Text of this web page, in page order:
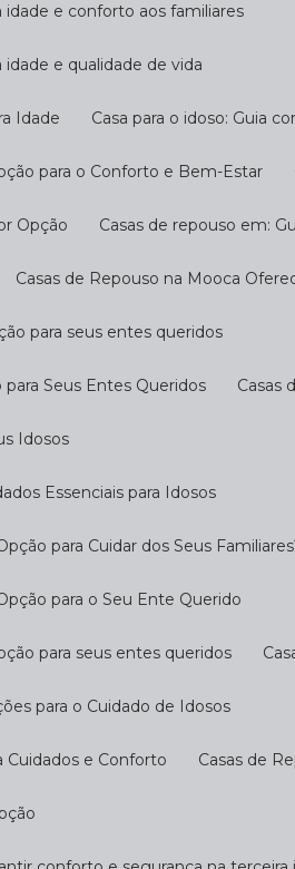
idade e conforto aos familiares
idade e qualidade de vida
Idade Casa para o idoso: Guia
para o Conforto e Bem-Estar
Opção Casas de repouso em:
Casas de Repouso na Mooca
para seus entes queridos
para Seus Entes Queridos
Idosos
Essenciais para Idosos
para Cuidar dos Seus
para o Seu Ente Querido
para seus entes queridos
para o Cuidado de Idosos
Cuidados e Conforto Casas de